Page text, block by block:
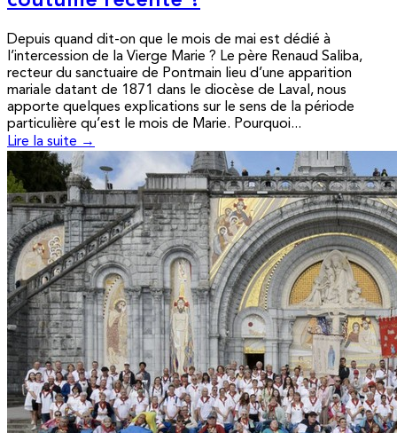
Depuis quand dit-on que le mois de mai est dédié à
l’intercession de la Vierge Marie ? Le père Renaud Saliba,
recteur du sanctuaire de Pontmain lieu d’une apparition
mariale datant de 1871 dans le diocèse de Laval, nous
apporte quelques explications sur le sens de la période
particulière qu’est le mois de Marie. Pourquoi...
Lire la suite →